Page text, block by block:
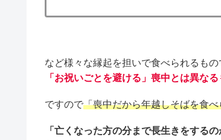
など様々な縁起を担いで食べられるもの
「お祝いごとを避ける」喪中とは異なる
ですので「喪中だから年越しそばを食
「亡くなった方の分まで長生きをするの